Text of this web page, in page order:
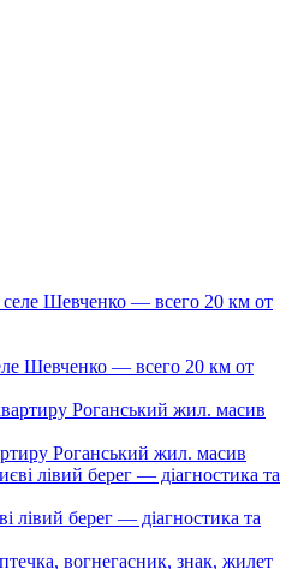
Шевченко — всего 20 км от
Роганський жил. масив
лівий берег — діагностика та